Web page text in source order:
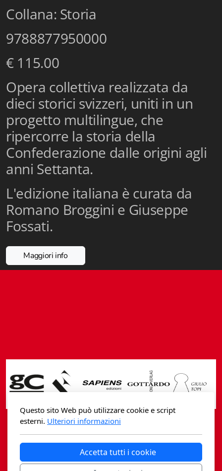
Collana: Storia
9788877950000
€ 115.00
Opera collettiva realizzata da
dieci storici svizzeri, uniti in un
progetto multilingue, che
ripercorre la storia della
Confederazione dalle origini agli
anni Settanta.
L'edizione italiana è curata da
Romano Broggini e Giuseppe
Fossati.
Maggiori info
Casagrande Fidia Sapiens
editori associati sa
Questo sito Web può utilizzare cookie e script
esterni. Ulteriori informazioni
Accetta tutti i cookie
iQuaderni - fondazioneculturalecollinadoro
Istituzioni - Società - Cittadini
Jus Helveticum
Maestri della Pietra
Oltre le frontiere
Storia
Spyra
Testi scolastici
Varia
Fidia edizioni d'arte
Fidia Architettura
Sapiens edizioni
Architettura & Arte
Attualità & Studi
Tesi universitarie